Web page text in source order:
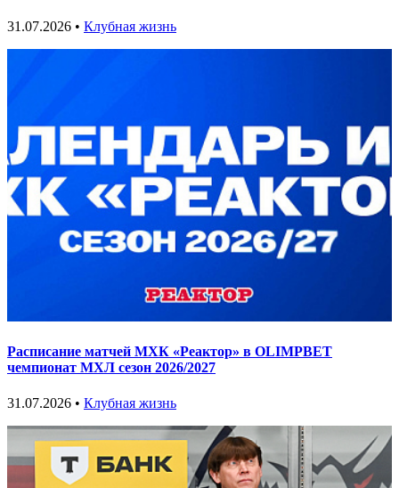
31.07.2026 • Клубная жизнь
Расписание матчей МХК «Реактор» в OLIMPBET
чемпионат МХЛ сезон 2026/2027
31.07.2026 • Клубная жизнь